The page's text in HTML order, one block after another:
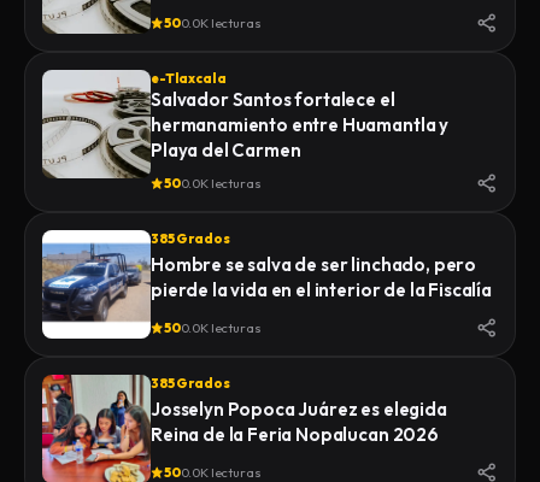
500.0K lecturas
e-Tlaxcala
Salvador Santos fortalece el
hermanamiento entre Huamantla y
Playa del Carmen
500.0K lecturas
385 Grados
Hombre se salva de ser linchado, pero
pierde la vida en el interior de la Fiscalía
500.0K lecturas
385 Grados
Josselyn Popoca Juárez es elegida
Reina de la Feria Nopalucan 2026
500.0K lecturas